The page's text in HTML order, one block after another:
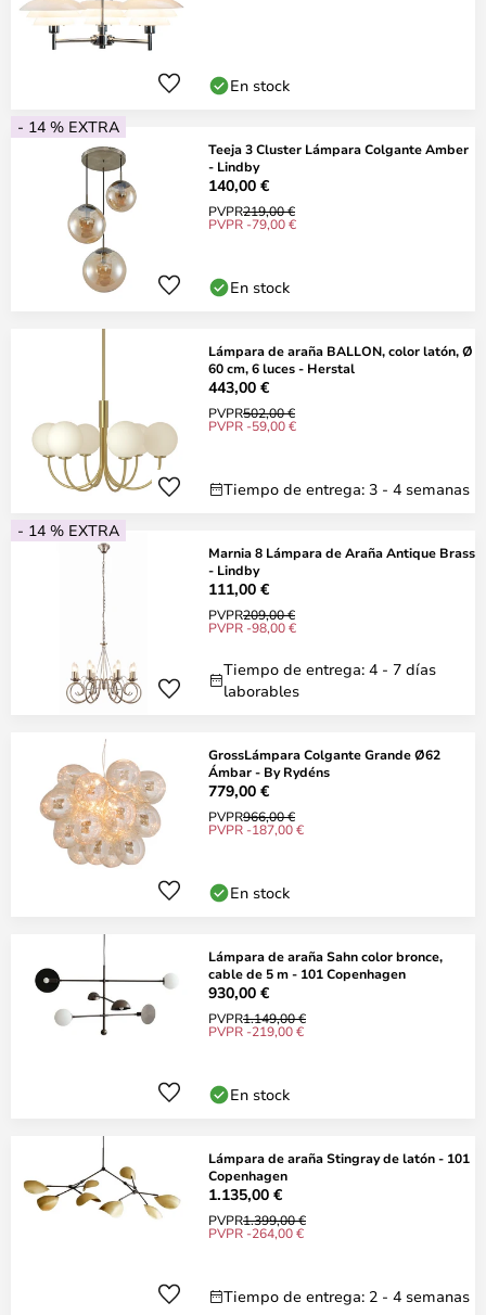
En stock
- 14 % EXTRA
Teeja 3 Cluster Lámpara Colgante Amber
- Lindby
140,00 €
PVPR219,00 €
PVPR -79,00 €
En stock
Lámpara de araña BALLON, color latón, Ø
60 cm, 6 luces - Herstal
443,00 €
PVPR502,00 €
PVPR -59,00 €
Tiempo de entrega: 3 - 4 semanas
- 14 % EXTRA
Marnia 8 Lámpara de Araña Antique Brass
- Lindby
111,00 €
PVPR209,00 €
PVPR -98,00 €
Tiempo de entrega: 4 - 7 días
laborables
GrossLámpara Colgante Grande Ø62
Ámbar - By Rydéns
779,00 €
PVPR966,00 €
PVPR -187,00 €
En stock
Lámpara de araña Sahn color bronce,
cable de 5 m - 101 Copenhagen
930,00 €
PVPR1.149,00 €
PVPR -219,00 €
En stock
Lámpara de araña Stingray de latón - 101
Copenhagen
1.135,00 €
PVPR1.399,00 €
PVPR -264,00 €
Tiempo de entrega: 2 - 4 semanas